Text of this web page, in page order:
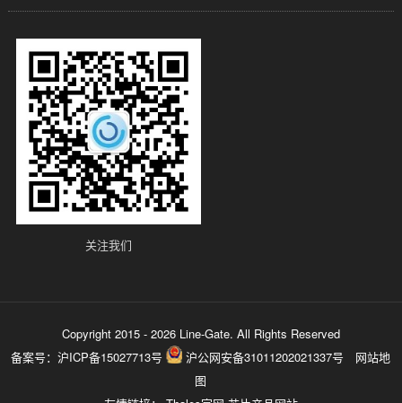
关注我们
Copyright 2015 - 2026 Line-Gate. All Rights Reserved
备案号：沪ICP备15027713号 沪公网安备31011202021337号
网站地
图